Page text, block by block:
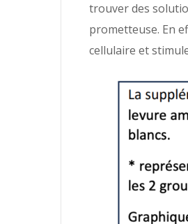
trouver des
prometteuse. En
cellulaire et